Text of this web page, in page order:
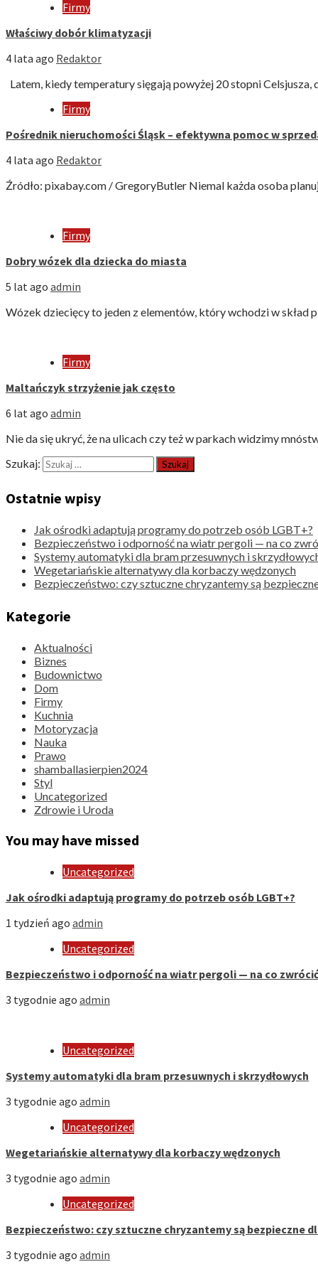
Firmy
Właściwy dobór klimatyzacji
4 lata ago Redaktor
Latem, kiedy temperatury sięgają powyżej 20 stopni
Firmy
Pośrednik nieruchomości Śląsk – efektywna pomoc w
4 lata ago Redaktor
Źródło: pixabay.com / GregoryButler Niemal każda osoba
Firmy
Dobry wózek dla dziecka do miasta
5 lat ago admin
Wózek dziecięcy to jeden z elementów, który wchodzi w skład
Firmy
Maltańczyk strzyżenie jak często
6 lat ago admin
Nie da się ukryć, że na ulicach czy też w parkach widzimy
Szukaj:
Ostatnie wpisy
Jak ośrodki adaptują programy do potrzeb osób LGBT+?
Bezpieczeństwo i odporność na wiatr pergoli — na co
Systemy automatyki dla bram przesuwnych i
Wegetariańskie alternatywy dla korbaczy wędzonych
Bezpieczeństwo: czy sztuczne chryzantemy są
Kategorie
Aktualności
Biznes
Budownictwo
Dom
Firmy
Kuchnia
Motoryzacja
Nauka
Prawo
shamballasierpien2024
Styl
Uncategorized
Zdrowie i Uroda
You may have missed
Uncategorized
Jak ośrodki adaptują programy do potrzeb osób LGBT+?
1 tydzień ago admin
Uncategorized
Bezpieczeństwo i odporność na wiatr pergoli — na co
3 tygodnie ago admin
Uncategorized
Systemy automatyki dla bram przesuwnych i skrzydłowych
3 tygodnie ago admin
Uncategorized
Wegetariańskie alternatywy dla korbaczy wędzonych
3 tygodnie ago admin
Uncategorized
Bezpieczeństwo: czy sztuczne chryzantemy są bezpieczne
3 tygodnie ago admin